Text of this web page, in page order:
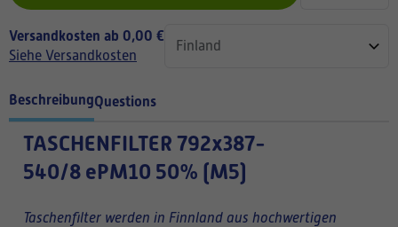
Versandkosten ab 0,00 €
Siehe Versandkosten
BeschreibungQuestions
TASCHENFILTER 792x387-
540/8 ePM10 50% (M5)
Taschenfilter werden in Finnland aus hochwertigen